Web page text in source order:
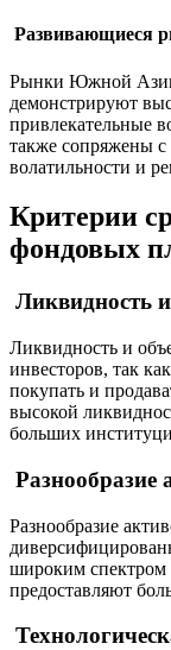
Развивающиеся
Рынки Южной
демонстрируют
привлекательные
также сопряжены
волатильности и
Критерии
фондовых
Ликвидность
Ликвидность и
инвесторов, так
покупать и
высокой
больших
Разнообразие
Разнообразие
широким спектром
предоставляют